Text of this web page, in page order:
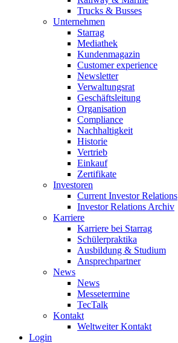
Trucks & Busses
Unternehmen
Starrag
Mediathek
Kundenmagazin
Customer experience
Newsletter
Verwaltungsrat
Geschäftsleitung
Organisation
Compliance
Nachhaltigkeit
Historie
Vertrieb
Einkauf
Zertifikate
Investoren
Current Investor Relations
Investor Relations Archiv
Karriere
Karriere bei Starrag
Schülerpraktika
Ausbildung & Studium
Ansprechpartner
News
News
Messetermine
TecTalk
Kontakt
Weltweiter Kontakt
Login